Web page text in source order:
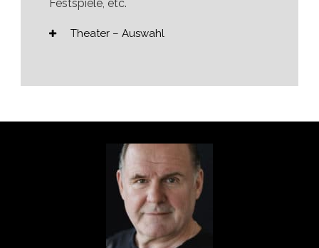
Festspiele, etc.
Theater – Auswahl